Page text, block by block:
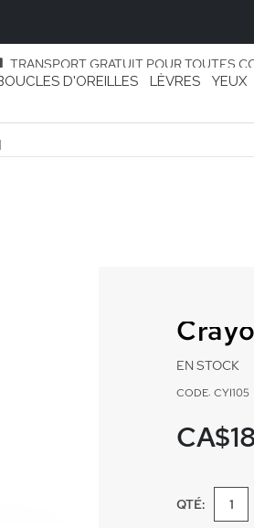
TRANSPORT GRATUIT POUR TOUTES
D'OREILLES LÈVRES YEUX
EN STOCK
CODE: CYI105
QTÉ: